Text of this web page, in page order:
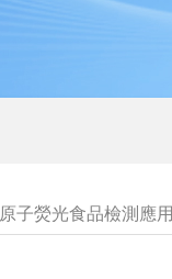
原子熒光食品檢測應用